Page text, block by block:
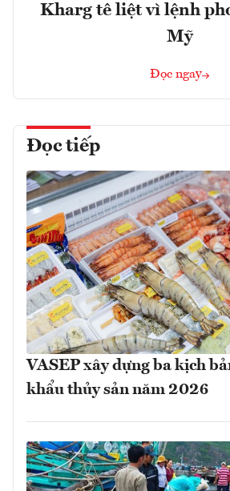
Kharg tê liệt vì lệnh
Mỹ
Đọc ngay
Đọc tiếp
VASEP xây dựng ba kịch
khẩu thủy sản năm 2026